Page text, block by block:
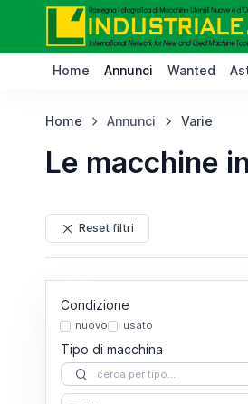
Home Annunci Wanted
Home Annunci Varie
Le macchine
Reset filtri
Condizione
nuovo usato
Tipo di macchina